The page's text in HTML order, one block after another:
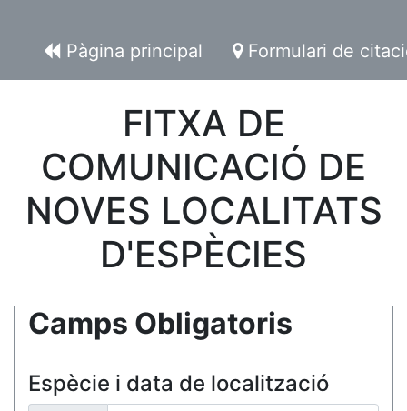
Pàgina principal Formulari de
FITXA DE
COMUNICACIÓ DE
NOVES LOCALITATS
D'ESPÈCIES
Camps Obligatoris
Espècie i data de localització